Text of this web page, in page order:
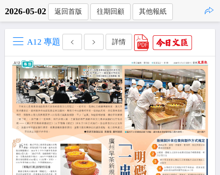
2026-05-02 返回首版 往期回顧 其他報紙
A12 專題 詳情